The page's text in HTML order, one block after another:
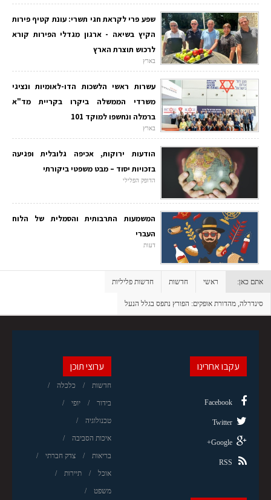
שפע פרי לקראת חגי תשרי: עונת קטיף פירות
הקיץ בשיאה - ארגון מגדלי הפירות קורא
לרכוש תוצרת הארץ
בארץ
עשרות ראשי הלשכות הדו-לאומיות ונציגי
משרדי הממשלה ביקרו בקריית מד"א
ברמלה ונחשפו למוקד 101
בארץ
הודעות ירוקות, אכיפה גלובלית ופגיעה
בזכויות יסוד – מבט משפטי ביקורתי
הדופק הפלילי
המשמעות התרבותית והסמלית של הלוח
העברי
דעות
אתם כאן: ראשי חדשות חדשות פליליות
סינדרלה, מהדורת אופקים: הפורץ נתפס בגלל הנעל
ערוצי תוכן
חדשות כלכלה
בידור יופי
טכנולוגיה
איכות הסביבה
בריאות צדק חברתי
אוכל תיירות
משפט
עקבו אחרינו
Facebook
Twitter
Google+
RSS